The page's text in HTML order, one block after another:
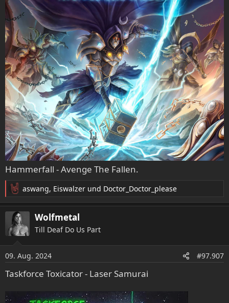
Hammerfall - Avenge The Fallen.
R
e
a
t
n
e
n
aswang, Eiswalzer und Doctor_Doctor_please
Wolfmetal
Till Deaf Do Us Part
09. Aug. 2024 #97.907
Taskforce Toxicator - Laser Samurai